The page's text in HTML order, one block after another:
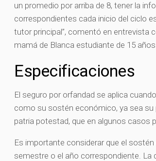
un promedio por arriba de 8, tener la
correspondientes cada inicio del ciclo
tutor principal”, comentó en entrevista
mamá de Blanca estudiante de 15
Especificaciones
El seguro por orfandad se aplica
como su sostén económico, ya sea su
patria potestad, que en algunos casos
Es importante considerar que el
semestre o el año correspondiente. La